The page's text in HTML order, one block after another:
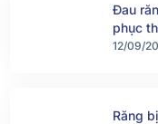
Đau
phục
12/09/
Răng